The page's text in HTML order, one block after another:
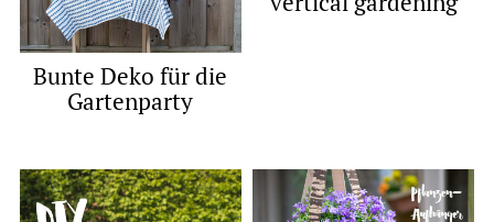
Bunte Deko für die
Gartenparty